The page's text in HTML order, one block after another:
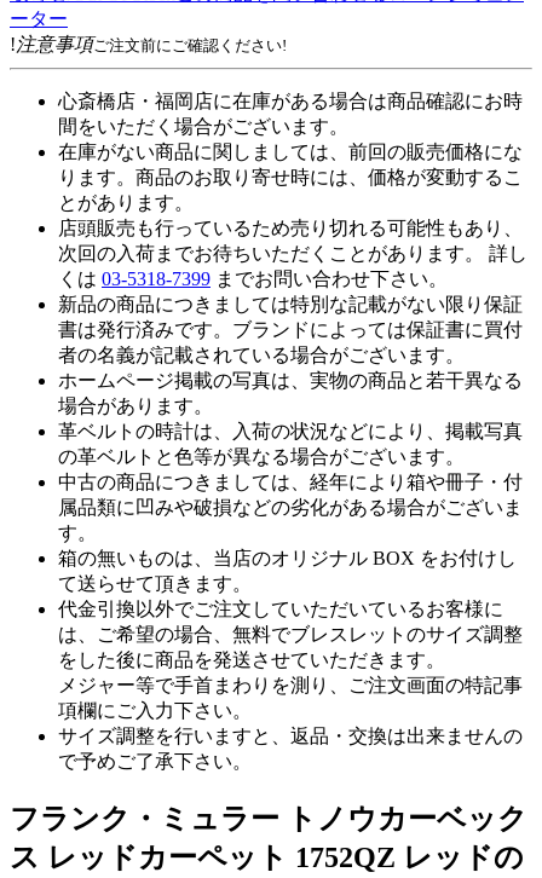
ーター
!注意事項ご注文前にご確認ください!
心斎橋店・福岡店に在庫がある場合は商品確認にお時
間をいただく場合がございます。
在庫がない商品に関しましては、前回の販売価格にな
ります。商品のお取り寄せ時には、価格が変動するこ
とがあります。
店頭販売も行っているため売り切れる可能性もあり、
次回の入荷までお待ちいただくことがあります。 詳し
くは 03-5318-7399 までお問い合わせ下さい。
新品の商品につきましては特別な記載がない限り保証
書は発行済みです。ブランドによっては保証書に買付
者の名義が記載されている場合がございます。
ホームページ掲載の写真は、実物の商品と若干異なる
場合があります。
革ベルトの時計は、入荷の状況などにより、掲載写真
の革ベルトと色等が異なる場合がございます。
中古の商品につきましては、経年により箱や冊子・付
属品類に凹みや破損などの劣化がある場合がございま
す。
箱の無いものは、当店のオリジナル BOX をお付けし
て送らせて頂きます。
代金引換以外でご注文していただいているお客様に
は、ご希望の場合、無料でブレスレットのサイズ調整
をした後に商品を発送させていただきます。
メジャー等で手首まわりを測り、ご注文画面の特記事
項欄にご入力下さい。
サイズ調整を行いますと、返品・交換は出来ませんの
で予めご了承下さい。
フランク・ミュラー トノウカーベック
ス レッドカーペット 1752QZ レッドの